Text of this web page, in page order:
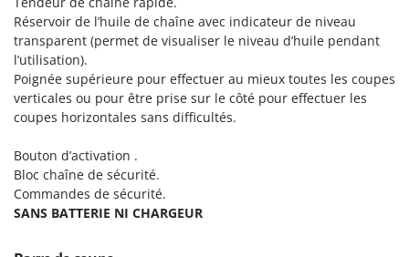
Scies de jardin télescopiques
Sécateurs électriques à batterie
Sécateurs et Échenilloirs manuels
Sécateurs pneumatiques
Semoirs et Épandeurs d'engrais
Socs pour tracteur
Souffleurs aspirateurs pour Feuilles
Soufreuses - Poudreuses à dos
Italyco
ITM
J JOLLY ITALIA
K
KAAZ
Karcher
Kasco
Réservoir de l’huile de chaîne avec indicateur de niveau
transparent (permet de visualiser le niveau d’huile pendant
l’utilisation).
Poignée supérieure pour effectuer au mieux toutes les coupes
verticales ou pour être prise sur le côté pour effectuer les
coupes horizontales sans difficultés.
Bouton d’activation .
Bloc chaîne de sécurité.
Commandes de sécurité.
SANS BATTERIE NI CHARGEUR